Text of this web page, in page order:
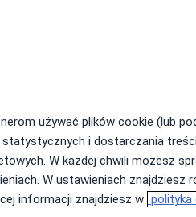
Jutro
8 Sie
Ndz,
9 Sie
Pon,
10 Sie
używać plików cookie (lub
i dostarczania
W każdej chwili możesz
W ustawieniach znajdziesz
informacji znajdziesz w polityka